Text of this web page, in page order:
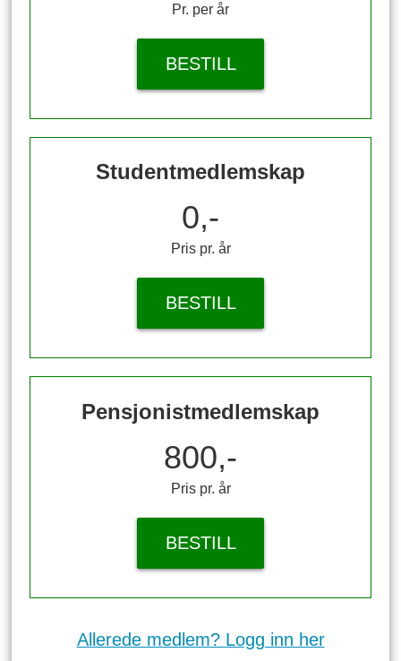
Pr. per år
BESTILL
Studentmedlemskap
0,-
Pris pr. år
BESTILL
Pensjonistmedlemskap
800,-
Pris pr. år
BESTILL
Allerede medlem? Logg inn her